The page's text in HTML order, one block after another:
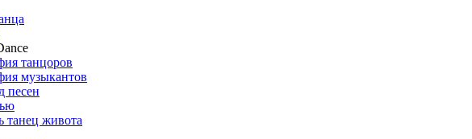
танцоров
музыкантов
песен
танец живота